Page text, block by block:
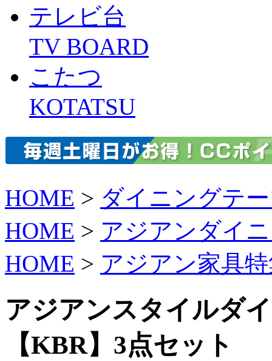
テレビ台
TV BOARD
こたつ
KOTATSU
HOME > ダイニングテ
HOME > アジアンダイ
HOME > アジアン家具
アジアンスタイルダ
【KBR】3点セット